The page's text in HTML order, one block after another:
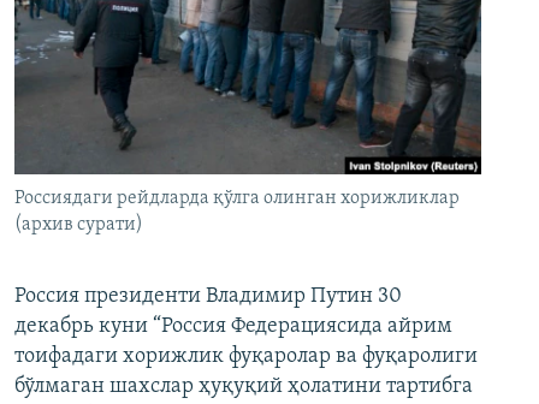
Россиядаги рейдларда қўлга олинган хорижликлар
(архив сурати)
Россия президенти Владимир Путин 30
декабрь куни “Россия Федерациясида айрим
тоифадаги хорижлик фуқаролар ва фуқаролиги
бўлмаган шахслар ҳуқуқий ҳолатини тартибга